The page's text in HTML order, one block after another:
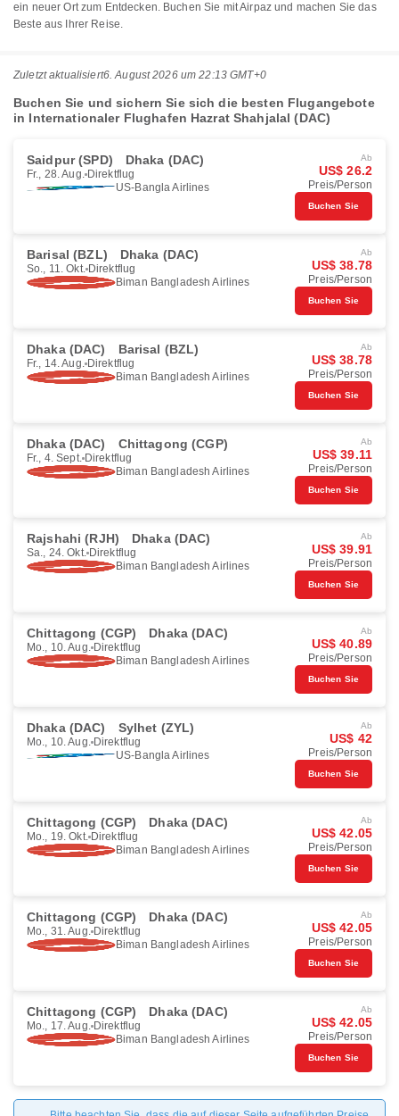
ein neuer Ort zum Entdecken. Buchen Sie mit Airpaz und machen Sie das
Beste aus Ihrer Reise.
Zuletzt aktualisiert6. August 2026 um 22:13 GMT+0
Buchen Sie und sichern Sie sich die besten Flugangebote
in Internationaler Flughafen Hazrat Shahjalal (DAC)
Saidpur (SPD) Dhaka (DAC)
Fr., 28. Aug. Direktflug
US-Bangla Airlines
Ab
US$ 26.2
Preis/Person
Buchen Sie
Barisal (BZL) Dhaka (DAC)
So., 11. Okt. Direktflug
Biman Bangladesh Airlines
Ab
US$ 38.78
Preis/Person
Buchen Sie
Dhaka (DAC) Barisal (BZL)
Fr., 14. Aug. Direktflug
Biman Bangladesh Airlines
Ab
US$ 38.78
Preis/Person
Buchen Sie
Dhaka (DAC) Chittagong (CGP)
Fr., 4. Sept. Direktflug
Biman Bangladesh Airlines
Ab
US$ 39.11
Preis/Person
Buchen Sie
Rajshahi (RJH) Dhaka (DAC)
Sa., 24. Okt. Direktflug
Biman Bangladesh Airlines
Ab
US$ 39.91
Preis/Person
Buchen Sie
Chittagong (CGP) Dhaka (DAC)
Mo., 10. Aug. Direktflug
Biman Bangladesh Airlines
Ab
US$ 40.89
Preis/Person
Buchen Sie
Dhaka (DAC) Sylhet (ZYL)
Mo., 10. Aug. Direktflug
US-Bangla Airlines
Ab
US$ 42
Preis/Person
Buchen Sie
Chittagong (CGP) Dhaka (DAC)
Mo., 19. Okt. Direktflug
Biman Bangladesh Airlines
Ab
US$ 42.05
Preis/Person
Buchen Sie
Chittagong (CGP) Dhaka (DAC)
Mo., 31. Aug. Direktflug
Biman Bangladesh Airlines
Ab
US$ 42.05
Preis/Person
Buchen Sie
Chittagong (CGP) Dhaka (DAC)
Mo., 17. Aug. Direktflug
Biman Bangladesh Airlines
Ab
US$ 42.05
Preis/Person
Buchen Sie